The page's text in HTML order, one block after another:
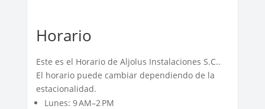
Horario
Este es el Horario de Aljolus Instalaciones S.C..
El horario puede cambiar dependiendo de la
estacionalidad.
Lunes: 9 AM–2 PM